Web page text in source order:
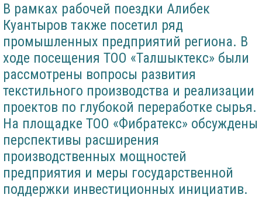
В рамках рабочей поездки Алибек
Куантыров также посетил ряд
промышленных предприятий региона. В
ходе посещения ТОО «Талшыктекс» были
рассмотрены вопросы развития
текстильного производства и реализации
проектов по глубокой переработке сырья.
На площадке ТОО «Фибратекс» обсуждены
перспективы расширения
производственных мощностей
предприятия и меры государственной
поддержки инвестиционных инициатив.